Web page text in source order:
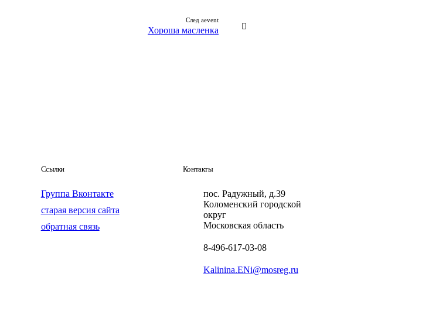
След aevent
Хороша масленка
Ссылки
Группа Вконтакте
старая версия сайта
обратная связь
Контакты
пос. Радужный, д.39
Коломенский городской
округ
Московская область
8-496-617-03-08
Kalinina.ENi@mosreg.ru